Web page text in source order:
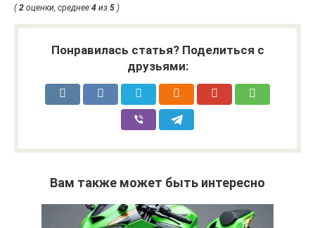
(2 оценки, среднее 4 из 5 )
Понравилась статья? Поделиться с
друзьями:
Вам также может быть интересно